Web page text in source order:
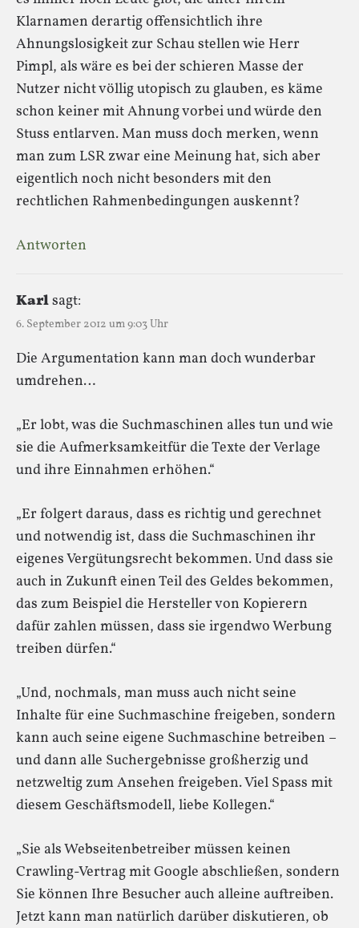
Klarnamen derartig offensichtlich ihre
Ahnungslosigkeit zur Schau stellen wie Herr
Pimpl, als wäre es bei der schieren Masse der
Nutzer nicht völlig utopisch zu glauben, es käme
schon keiner mit Ahnung vorbei und würde den
Stuss entlarven. Man muss doch merken, wenn
man zum LSR zwar eine Meinung hat, sich aber
eigentlich noch nicht besonders mit den
rechtlichen Rahmenbedingungen auskennt?
Antworten
Karlsagt:
6. September 2012 um 9:03 Uhr
Die Argumentation kann man doch wunderbar
umdrehen…
„Er lobt, was die Suchmaschinen alles tun und wie
sie die Aufmerksamkeitfür die Texte der Verlage
und ihre Einnahmen erhöhen.“
„Er folgert daraus, dass es richtig und gerechnet
und notwendig ist, dass die Suchmaschinen ihr
eigenes Vergütungsrecht bekommen. Und dass sie
auch in Zukunft einen Teil des Geldes bekommen,
das zum Beispiel die Hersteller von Kopierern
dafür zahlen müssen, dass sie irgendwo Werbung
treiben dürfen.“
„Und, nochmals, man muss auch nicht seine
Inhalte für eine Suchmaschine freigeben, sondern
kann auch seine eigene Suchmaschine betreiben –
und dann alle Suchergebnisse großherzig und
netzweltig zum Ansehen freigeben. Viel Spass mit
diesem Geschäftsmodell, liebe Kollegen.“
„Sie als Webseitenbetreiber müssen keinen
Crawling-Vertrag mit Google abschließen, sondern
Sie können Ihre Besucher auch alleine auftreiben.
Jetzt kann man natürlich darüber diskutieren, ob